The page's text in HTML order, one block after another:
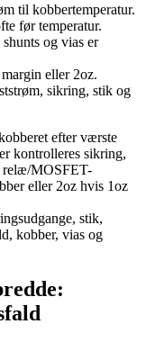
til kobbertemperatur.
før temperatur.
og vias er
eller 2oz.
sikring, stik og
efter værste
kontrolleres sikring,
relæ/MOSFET-
eller 2oz hvis 1oz
stik,
kobber, vias og